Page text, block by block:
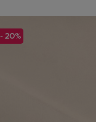
- 20%